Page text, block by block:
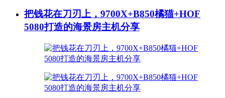
把钱花在刀刃上，9700X+B850橘猫+HOF
5080打造的海景房主机分享